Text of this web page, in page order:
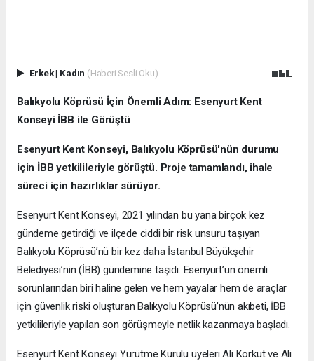
Erkek| Kadın (Haberi Sesli Oku)
Balıkyolu Köprüsü İçin Önemli Adım: Esenyurt Kent
Konseyi İBB ile Görüştü
Esenyurt Kent Konseyi, Balıkyolu Köprüsü'nün durumu
için İBB yetkilileriyle görüştü. Proje tamamlandı, ihale
süreci için hazırlıklar sürüyor.
Esenyurt Kent Konseyi, 2021 yılından bu yana birçok kez
gündeme getirdiği ve ilçede ciddi bir risk unsuru taşıyan
Balıkyolu Köprüsü’nü bir kez daha İstanbul Büyükşehir
Belediyesi’nin (İBB) gündemine taşıdı. Esenyurt’un önemli
sorunlarından biri haline gelen ve hem yayalar hem de araçlar
için güvenlik riski oluşturan Balıkyolu Köprüsü’nün akıbeti, İBB
yetkilileriyle yapılan son görüşmeyle netlik kazanmaya başladı.
Esenyurt Kent Konseyi Yürütme Kurulu üyeleri Ali Korkut ve Ali